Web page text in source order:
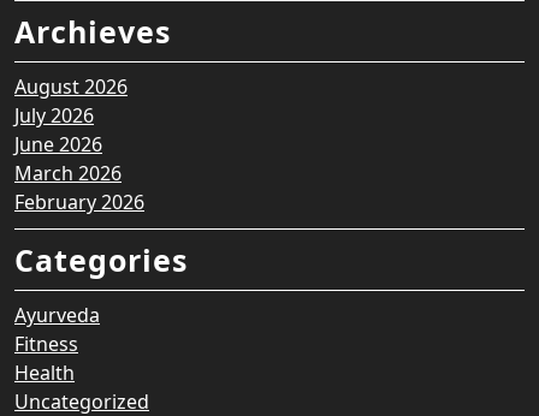
Archieves
August 2026
July 2026
June 2026
March 2026
February 2026
Categories
Ayurveda
Fitness
Health
Uncategorized